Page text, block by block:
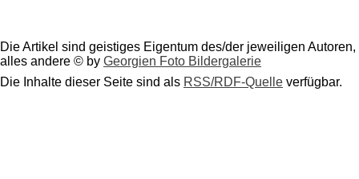
Die Artikel sind geistiges Eigentum des/der jeweiligen Autoren,
alles andere © by Georgien Foto Bildergalerie
Die Inhalte dieser Seite sind als RSS/RDF-Quelle verfügbar.